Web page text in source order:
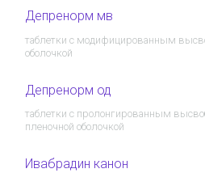
Депренорм мв
таблетки с модифицированным
оболочкой
Депренорм од
таблетки с пролонгированным
пленочной оболочкой
Ивабрадин канон